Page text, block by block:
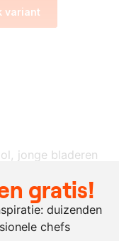
variant
jonge bladeren
peper
gratis!
duizenden
chefs